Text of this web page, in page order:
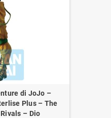
di JoJo –
Plus – The
– Dio